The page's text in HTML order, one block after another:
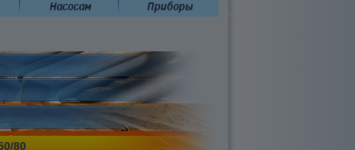
Насосам
Приборы
80